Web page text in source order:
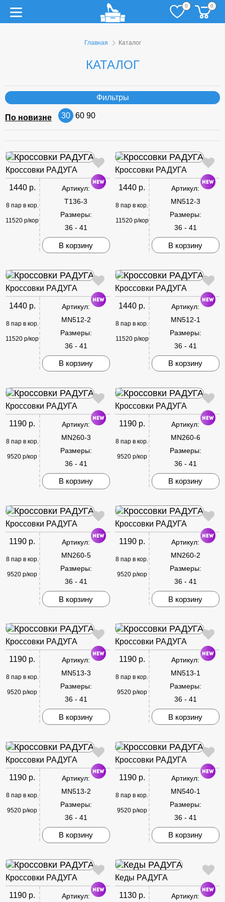
0 0
Главная Каталог
КАТАЛОГ
Фильтры
По новизне 30 60 90
Кроссовки РАДУГА
1440 р.
8 пар в кор.
11520 р/кор
Артикул:
T136-3
Размеры:
36 - 41
В корзину
Кроссовки РАДУГА
1440 р.
8 пар в кор.
11520 р/кор
Артикул:
MN512-3
Размеры:
36 - 41
В корзину
Кроссовки РАДУГА
1440 р.
8 пар в кор.
11520 р/кор
Артикул:
MN512-2
Размеры:
36 - 41
В корзину
Кроссовки РАДУГА
1440 р.
8 пар в кор.
11520 р/кор
Артикул:
MN512-1
Размеры:
36 - 41
В корзину
Кроссовки РАДУГА
1190 р.
8 пар в кор.
9520 р/кор
Артикул:
MN260-3
Размеры:
36 - 41
В корзину
Кроссовки РАДУГА
1190 р.
8 пар в кор.
9520 р/кор
Артикул:
MN260-6
Размеры:
36 - 41
В корзину
Кроссовки РАДУГА
1190 р.
8 пар в кор.
9520 р/кор
Артикул:
MN260-5
Размеры:
36 - 41
В корзину
Кроссовки РАДУГА
1190 р.
8 пар в кор.
9520 р/кор
Артикул:
MN260-2
Размеры:
36 - 41
В корзину
Кроссовки РАДУГА
1190 р.
8 пар в кор.
9520 р/кор
Артикул:
MN513-3
Размеры:
36 - 41
В корзину
Кроссовки РАДУГА
1190 р.
8 пар в кор.
9520 р/кор
Артикул:
MN513-1
Размеры:
36 - 41
В корзину
Кроссовки РАДУГА
1190 р.
8 пар в кор.
9520 р/кор
Артикул:
MN513-2
Размеры:
36 - 41
В корзину
Кроссовки РАДУГА
1190 р.
8 пар в кор.
9520 р/кор
Артикул:
MN540-1
Размеры:
36 - 41
В корзину
Кроссовки РАДУГА
1190 р. Артикул:
Кеды РАДУГА
1130 р. Артикул: